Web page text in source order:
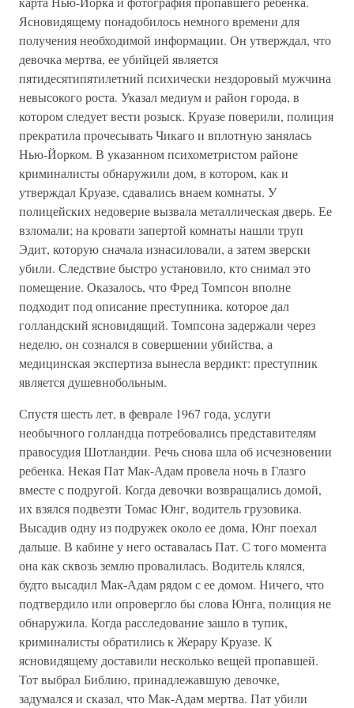
Ясновидящему понадобилось немного времени для
получения необходимой информации. Он утверждал, что
девочка мертва, ее убийцей является
пятидесятипятилетний психически нездоровый мужчина
невысокого роста. Указал медиум и район города, в
котором следует вести розыск. Круазе поверили, полиция
прекратила прочесывать Чикаго и вплотную занялась
Нью-Йорком. В указанном психометристом районе
криминалисты обнаружили дом, в котором, как и
утверждал Круазе, сдавались внаем комнаты. У
полицейских недоверие вызвала металлическая дверь. Ее
взломали; на кровати запертой комнаты нашли труп
Эдит, которую сначала изнасиловали, а затем зверски
убили. Следствие быстро установило, кто снимал это
помещение. Оказалось, что Фред Томпсон вполне
подходит под описание преступника, которое дал
голландский ясновидящий. Томпсона задержали через
неделю, он сознался в совершении убийства, а
медицинская экспертиза вынесла вердикт: преступник
является душевнобольным.
Спустя шесть лет, в феврале 1967 года, услуги
необычного голландца потребовались представителям
правосудия Шотландии. Речь снова шла об исчезновении
ребенка. Некая Пат Мак-Адам провела ночь в Глазго
вместе с подругой. Когда девочки возвращались домой,
их взялся подвезти Томас Юнг, водитель грузовика.
Высадив одну из подружек около ее дома, Юнг поехал
дальше. В кабине у него оставалась Пат. С того момента
она как сквозь землю провалилась. Водитель клялся,
будто высадил Мак-Адам рядом с ее домом. Ничего, что
подтвердило или опровергло бы слова Юнга, полиция не
обнаружила. Когда расследование зашло в тупик,
криминалисты обратились к Жерару Круазе. К
ясновидящему доставили несколько вещей пропавшей.
Тот выбрал Библию, принадлежавшую девочке,
задумался и сказал, что Мак-Адам мертва. Пат убили